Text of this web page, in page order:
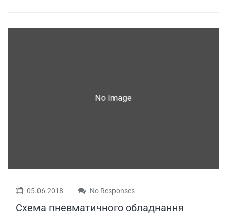
05.06.2018 No Responses
Схема пневматичного обладнання